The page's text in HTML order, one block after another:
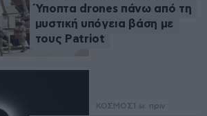
Ύποπτα drones πάνω από τη
μυστική υπόγεια βάση με
τους Patriot
ΚΟΣΜΟΣ 1 ω. πριν